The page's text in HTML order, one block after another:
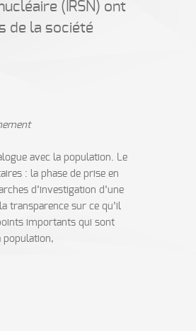
(IRSN) ont
de la société
avec la population. Le
: la phase de prise en
d’investigation d’une
transparence sur ce qu’il
importants qui sont
population,